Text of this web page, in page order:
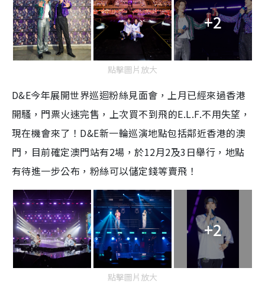
+2
點擊圖片放大
D&E今年展開世界巡迴粉絲見面會，上月已經來過香港
開騷，門票火速完售，上次買不到飛的E.L.F.不用失望，
現在機會來了！D&E新一輪巡演地點包括鄰近香港的澳
門，目前確定澳門站有2場，於12月2及3日舉行，地點
有待進一步公布，粉絲可以儲定錢等賣飛！
+2
點擊圖片放大